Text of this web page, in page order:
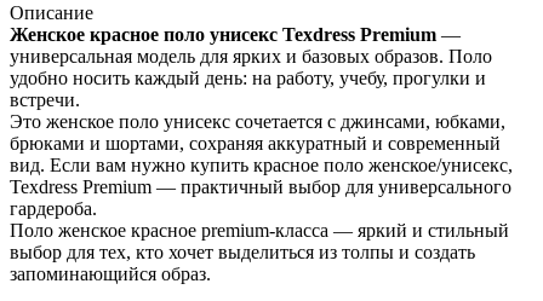
Описание
Женское красное поло унисекс Texdress Premium —
универсальная модель для ярких и базовых образов. Поло
удобно носить каждый день: на работу, учебу, прогулки и
встречи.
Это женское поло унисекс сочетается с джинсами, юбками,
брюками и шортами, сохраняя аккуратный и современный
вид. Если вам нужно купить красное поло женское/унисекс,
Texdress Premium — практичный выбор для универсального
гардероба.
Поло женское красное premium-класса — яркий и стильный
выбор для тех, кто хочет выделиться из толпы и создать
запоминающийся образ.